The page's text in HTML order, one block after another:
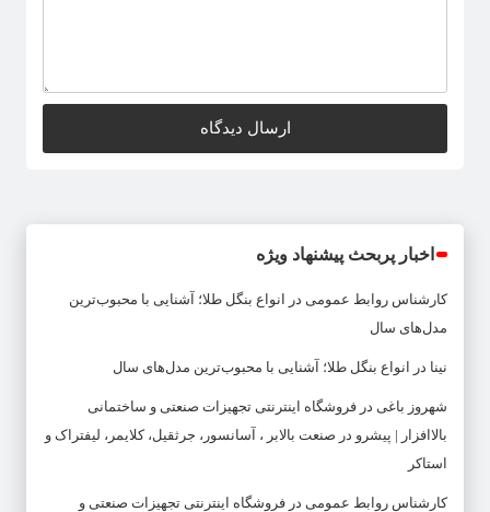
اخبار پربحث پیشنهاد ویژه
کارشناس روابط عمومی در
انواع بنگل طلا؛ آشنایی با محبوب‌ترین
مدل‌های سال
نینا در انواع بنگل طلا؛ آشنایی با محبوب‌ترین مدل‌های سال
شهروز باغی در فروشگاه اینترنتی تجهیزات صنعتی و ساختمانی
بالاافزار | پیشرو در صنعت بالابر ، آسانسور، جرثقیل، کلایمر، لیفتراک و
استاکر
کارشناس روابط عمومی در فروشگاه اینترنتی تجهیزات صنعتی و